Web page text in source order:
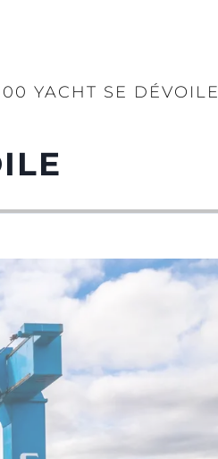
YACHT SE DÉVOILE